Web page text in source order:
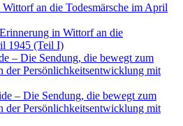
an die Todesmärsche im April
Erinnerung in Wittorf an die
1945 (Teil I)
– Die Sendung, die bewegt zum
der Persönlichkeitsentwicklung mit
– Die Sendung, die bewegt zum
der Persönlichkeitsentwicklung mit